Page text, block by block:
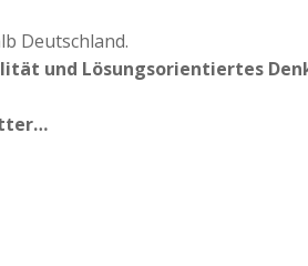
Deutschland.
und Lösungsorientiertes